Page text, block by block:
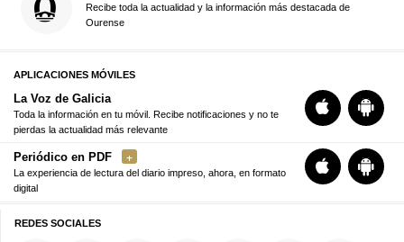
Recibe toda la actualidad y la información más destacada de
Ourense
APLICACIONES MÓVILES
La Voz de Galicia
Toda la información en tu móvil. Recibe notificaciones y no te
pierdas la actualidad más relevante
Periódico en PDF
La experiencia de lectura del diario impreso, ahora, en formato
digital
REDES SOCIALES